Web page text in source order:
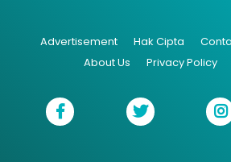
Advertisement Hak Cipta
About Us
Privacy Policy